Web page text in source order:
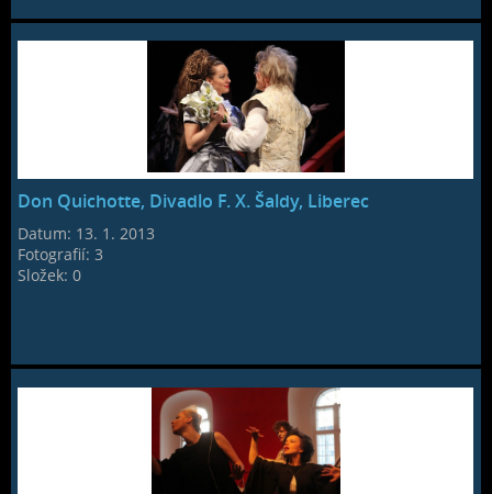
Don Quichotte, Divadlo F. X. Šaldy, Liberec
Datum: 13. 1. 2013
Fotografií:3
Složek:0